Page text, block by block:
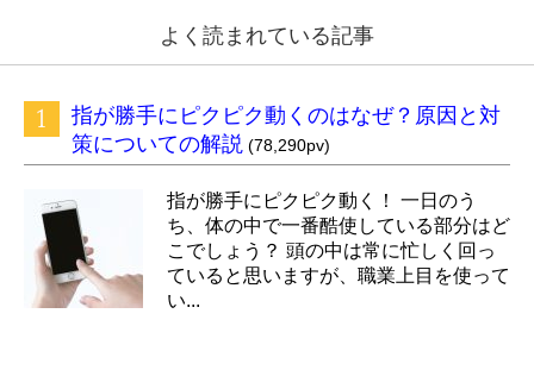
よく読まれている記事
指が勝手にピクピク動くのはなぜ？原因と対
策についての解説 (78,290pv)
指が勝手にピクピク動く！ 一日のう
ち、体の中で一番酷使している部分はど
こでしょう？ 頭の中は常に忙しく回っ
ていると思いますが、職業上目を使って
い...